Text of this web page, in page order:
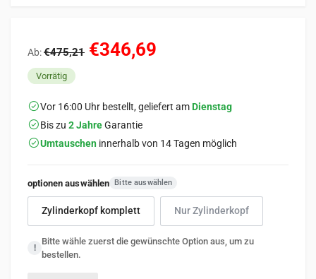
Ab:€475,21 €346,69
Vorrätig
Vor 16:00 Uhr bestellt, geliefert amDienstag
Bis zu 2 JahreGarantie
Umtauschen innerhalb von 14 Tagen möglich
optionen auswählen Bitte auswählen
Zylinderkopf komplett Nur Zylinderkopf
!
Bitte wähle zuerst die gewünschte Option aus, um zu
bestellen.